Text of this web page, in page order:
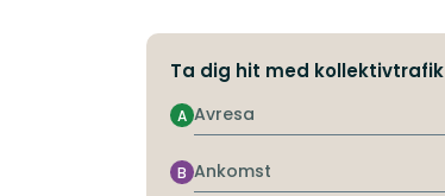
Ta dig hit med kollektivtrafik
Avresa
A
Ankomst
B